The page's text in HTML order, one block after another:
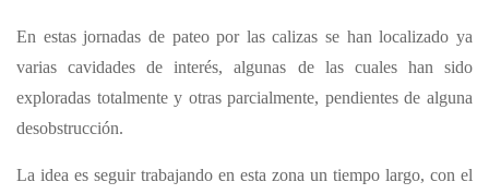
En estas jornadas de pateo por las calizas se han localizado ya
varias cavidades de interés, algunas de las cuales han sido
exploradas totalmente y otras parcialmente, pendientes de alguna
desobstrucción.
La idea es seguir trabajando en esta zona un tiempo largo, con el